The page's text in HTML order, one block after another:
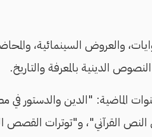
والعروض السينمائية،
الدينية بالمعرفة والتاريخ.
القرآني"، و"توترات القصص